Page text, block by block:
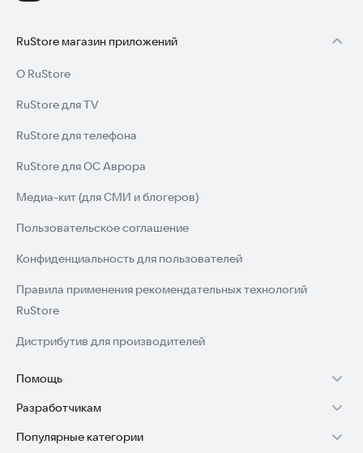
RuStore магазин приложений
О RuStore
RuStore для TV
RuStore для телефона
RuStore для ОС Аврора
Медиа-кит (для СМИ и блогеров)
Пользовательское соглашение
Конфиденциальность для пользователей
Правила применения рекомендательных технологий
RuStore
Дистрибутив для производителей
Помощь
Установка RuStore на TV
Установка RuStore на телефон
Разработчикам
Зарабатывать с RuStore
Популярные категории